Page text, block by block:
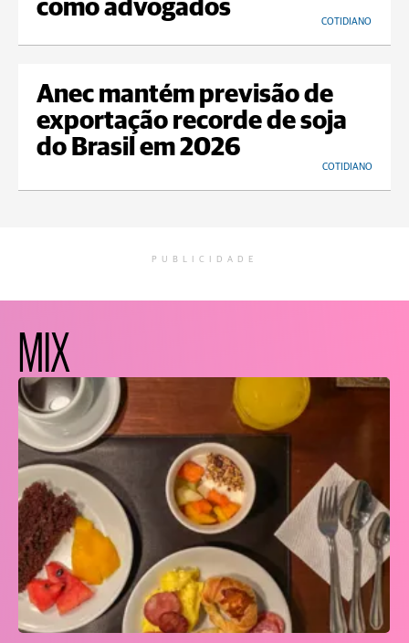
como advogados
COTIDIANO
Anec mantém previsão de
exportação recorde de soja
do Brasil em 2026
COTIDIANO
PUBLICIDADE
MIX